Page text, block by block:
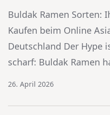
Buldak Ramen Sorten:
Kaufen beim Online
Deutschland Der Hype
scharf: Buldak Ramen
26. April 2026